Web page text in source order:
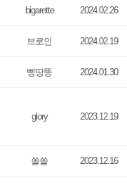
bigarette 2024.02.26
브로인 2024.02.19
삥땅똥 2024.01.30
glory 2023.12.19
쏠쏠 2023.12.16